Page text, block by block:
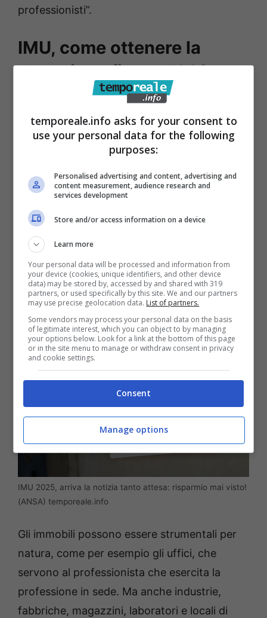
professionisti”.
IMU, come ottenere la
deduzione fino al 100%
Per ottenere la deduzione fino al 100%
dell’IMU versata, bisogna dimostrare la
strumentalità e connessione tra l’immobile e
65 del Tuir: i beni per essere considerati
strumentali devono essere anche indicati
nell’inventario. Mentre per i professionisti
sono considerati strumentali quegli immobili
usati solo per l’esercizio dell’arte o
professione da chi le possiede.
IMU 2025, arriva la notizia tanto attesa: risparmio mai visto!
(ANSA) temporeale.info
Gli immobili possono essere strumentali per
natura, come per esempio gli uffici, che
servono al professionista che esercita la
professione in sede. Ma anche industrie,
fabbriche, magazzini, laboratori e locali di
temporeale.info asks for your consent to
use your personal data for the following
purposes:
Personalised advertising and content, advertising and
content measurement, audience research and
services development
Store and/or access information on a device
Learn more
Your personal data will be processed and information from
your device (cookies, unique identifiers, and other device
data) may be stored by, accessed by and shared with 319
partners, or used specifically by this site. We and our partners
may use precise geolocation data. List of partners.
Some vendors may process your personal data on the basis
of legitimate interest, which you can object to by managing
your options below. Look for a link at the bottom of this page
or in the site menu to manage or withdraw consent in privacy
and cookie settings.
Consent
Manage options